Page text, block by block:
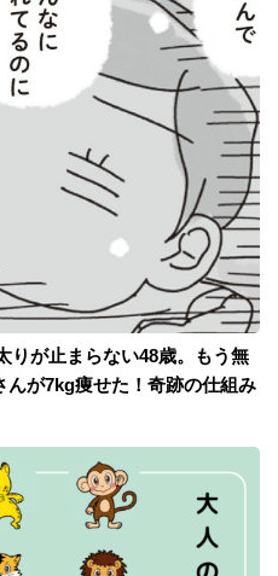
りが止まらない48歳。もう無
が7kg痩せた！奇跡の仕組み